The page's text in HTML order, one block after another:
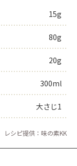
15g
80g
20g
300ml
大さじ1
レシピ提供：味の素KK